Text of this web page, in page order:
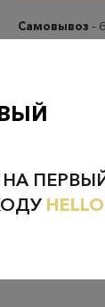
Самовывоз –
Самовывоз
Курьерская
случаях 300 руб.